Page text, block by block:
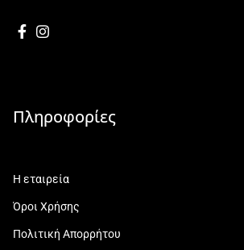
Πληροφορίες
Η εταιρεία
Όροι Χρήσης
Πολιτική Απορρήτου